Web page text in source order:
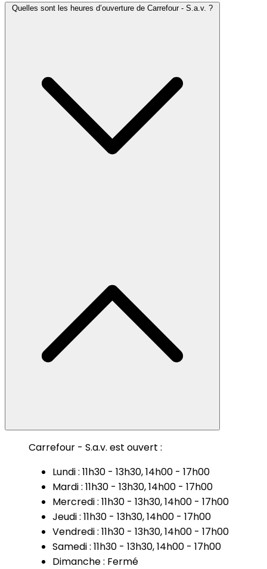
Quelles sont les heures d’ouverture de Carrefour - S.a.v. ?
Carrefour - S.a.v. est ouvert :
Lundi : 11h30 - 13h30, 14h00 - 17h00
Mardi : 11h30 - 13h30, 14h00 - 17h00
Mercredi : 11h30 - 13h30, 14h00 - 17h00
Jeudi : 11h30 - 13h30, 14h00 - 17h00
Vendredi : 11h30 - 13h30, 14h00 - 17h00
Samedi : 11h30 - 13h30, 14h00 - 17h00
Dimanche : Fermé